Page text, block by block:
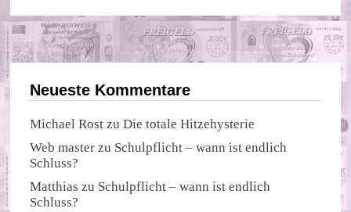
Neueste Kommentare
Michael Rost zuDie totale Hitzehysterie
Web master zu Schulpflicht – wann ist endlich
Schluss?
Matthias zu Schulpflicht – wann ist endlich
Schluss?